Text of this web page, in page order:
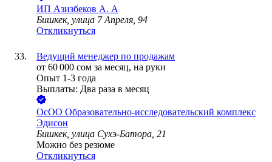
ИП Азизбеков А. А
Бишкек, улица 7 Апреля, 94
Откликнуться
Ведущий менеджер по продажам
от 60 000 сом за месяц, на руки
Опыт 1-3 года
Выплаты: Два раза в месяц
ОсОО Образовательно-исследовательский комплекс
Эдисон
Бишкек, улица Сухэ-Батора, 21
Можно без резюме
Откликнуться